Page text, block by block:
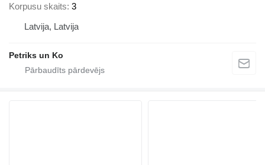
Korpusu skaits 3
Latvija, Latvija
Petriks un Ko